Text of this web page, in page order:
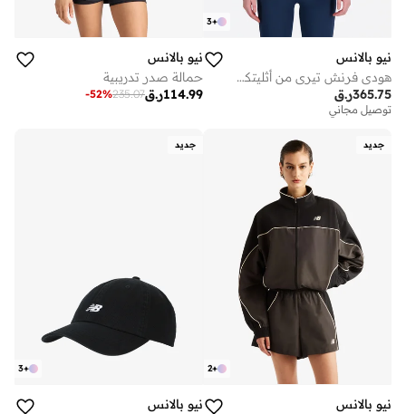
+
3
نيو بالانس
هودي فرنش تيري من أثليتكس
ر.ق365.75
توصيل مجاني
نيو بالانس
حمالة صدر تدريبية
ر.ق114.99
235.07
-52%
جديد
+
2
نيو بالانس
جديد
+
3
نيو بالانس